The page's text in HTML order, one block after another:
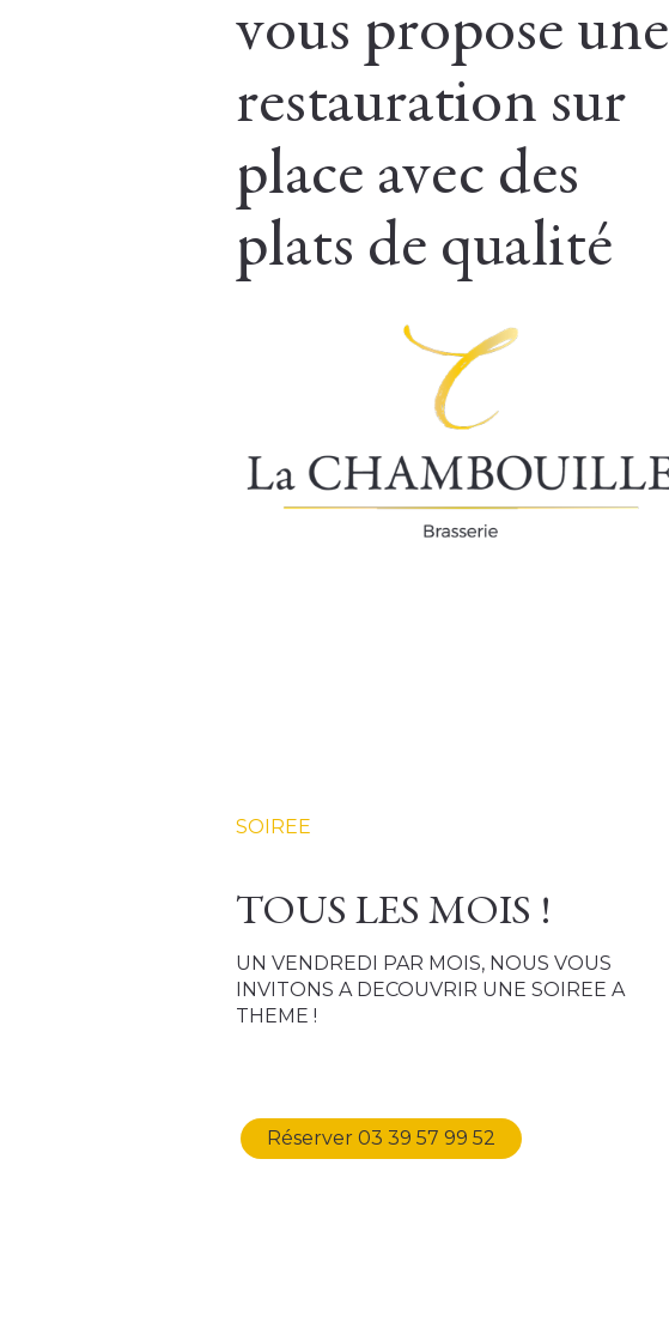
vous propose une
restauration sur
place avec des
plats de qualité
SOIREE
TOUS LES MOIS !
UN VENDREDI PAR MOIS, NOUS VOUS
INVITONS A DECOUVRIR UNE SOIREE A
THEME !
Réserver 03 39 57 99 52